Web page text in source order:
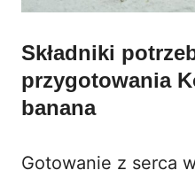
Składniki
przygotowania
banana
Gotowanie z serca